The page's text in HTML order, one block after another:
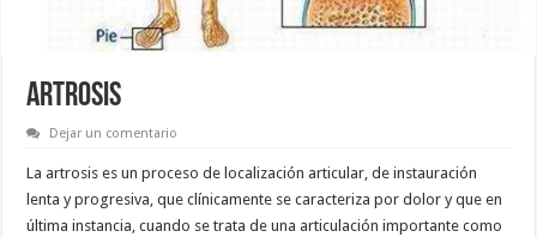
ARTROSIS
Dejar un comentario
La artrosis es un proceso de localización articular, de instauración
lenta y progresiva, que clínicamente se caracteriza por dolor y que en
última instancia, cuando se trata de una articulación importante como